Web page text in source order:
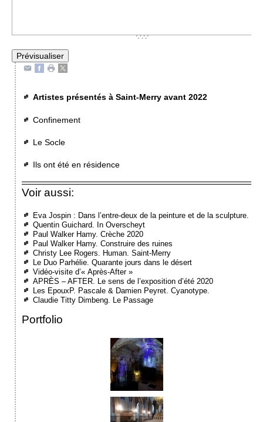
Artistes présentés à Saint-Merry avant 2022
Confinement
Le Socle
Ils ont été en résidence
Voir aussi:
Eva Jospin : Dans l’entre-deux de la peinture et de la sculpture.
Quentin Guichard. In Overscheyt
Paul Walker Hamy. Crèche 2020
Paul Walker Hamy. Construire des ruines
Christy Lee Rogers. Human. Saint-Merry
Le Duo Parhélie. Quarante jours dans le désert
Vidéo-visite d’« Après-After »
APRÈS – AFTER. Le sens de l’exposition d’été 2020
Les EpouxP. Pascale & Damien Peyret. Cyanotype.
Claudie Titty Dimbeng. Le Passage
Portfolio